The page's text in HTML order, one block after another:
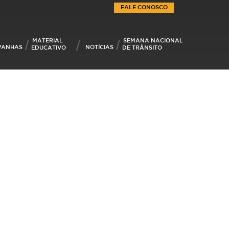
MATERIAL
EDUCATIVO
NOTÍCIAS
SEMANA NACIONAL
DE TRÂNSITO
FALE CONOSCO